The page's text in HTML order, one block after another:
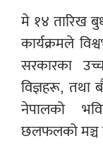
मे १४ तारिख
कार्यक्रमले
सरकारका
विज्ञहरू, तथा
नेपालको
छलफलको मञ्च